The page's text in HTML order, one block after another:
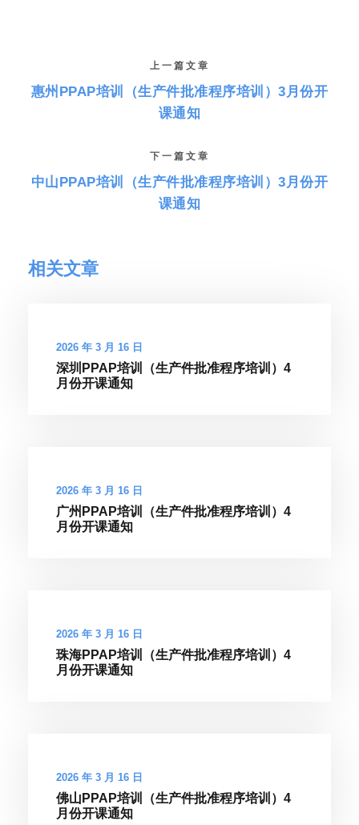
上一篇文章
惠州PPAP培训（生产件批准程序培训）3月份开
课通知
下一篇文章
中山PPAP培训（生产件批准程序培训）3月份开
课通知
相关文章
2026 年 3 月 16 日
深圳PPAP培训（生产件批准程序培训）4
月份开课通知
2026 年 3 月 16 日
广州PPAP培训（生产件批准程序培训）4
月份开课通知
2026 年 3 月 16 日
珠海PPAP培训（生产件批准程序培训）4
月份开课通知
2026 年 3 月 16 日
佛山PPAP培训（生产件批准程序培训）4
月份开课通知